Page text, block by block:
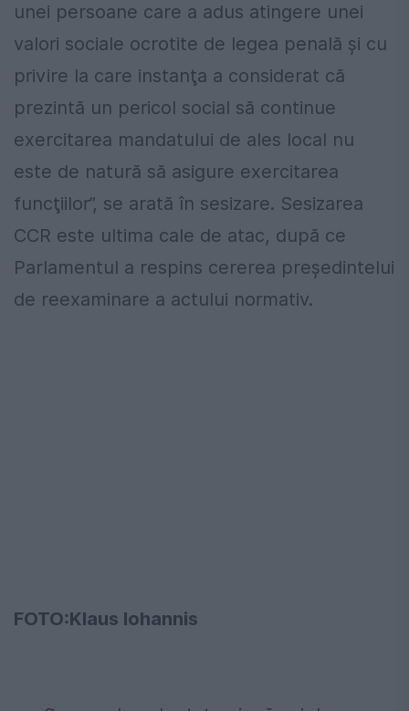
unei persoane care a adus atingere unei
valori sociale ocrotite de legea penală şi cu
privire la care instanţa a considerat că
prezintă un pericol social să continue
exercitarea mandatului de ales local nu
este de natură să asigure exercitarea
funcţiilor”, se arată în sesizare. Sesizarea
CCR este ultima cale de atac, după ce
Parlamentul a respins cererea preşedintelui
de reexaminare a actului normativ.
FOTO:Klaus Iohannis